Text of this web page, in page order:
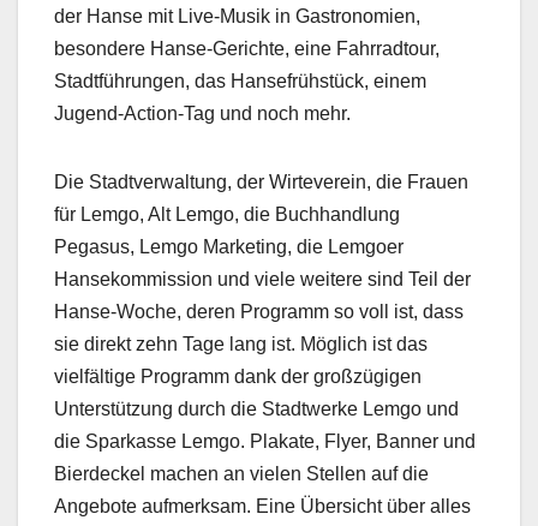
der Hanse mit Live-Musik in Gastronomien,
besondere Hanse-Gerichte, eine Fahrradtour,
Stadtführungen, das Hansefrühstück, einem
Jugend-Action-Tag und noch mehr.
Die Stadtverwaltung, der Wirteverein, die Frauen
für Lemgo, Alt Lemgo, die Buchhandlung
Pegasus, Lemgo Marketing, die Lemgoer
Hansekommission und viele weitere sind Teil der
Hanse-Woche, deren Programm so voll ist, dass
sie direkt zehn Tage lang ist. Möglich ist das
vielfältige Programm dank der großzügigen
Unterstützung durch die Stadtwerke Lemgo und
die Sparkasse Lemgo. Plakate, Flyer, Banner und
Bierdeckel machen an vielen Stellen auf die
Angebote aufmerksam. Eine Übersicht über alles